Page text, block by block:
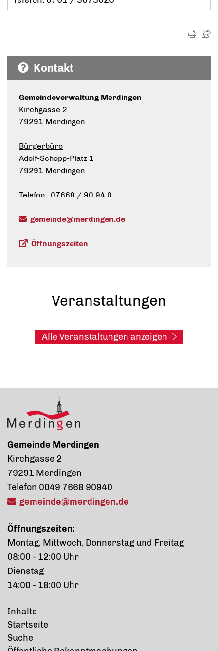
Kontakt
Gemeindeverwaltung Merdingen
Kirchgasse 2
79291 Merdingen
Bürgerbüro
Adolf-Schopp-Platz 1
79291 Merdingen
Telefon: 07668 / 90 94 0
gemeinde@merdingen.de
Öffnungszeiten
Veranstaltungen
Alle Veranstaltungen anzeigen
Gemeinde Merdingen
Kirchgasse 2
79291 Merdingen
Telefon 0049 7668 90940
gemeinde@merdingen.de
Öffnungszeiten:
Montag, Mittwoch, Donnerstag und Freitag
08:00 - 12:00 Uhr
Dienstag
14:00 - 18:00 Uhr
Inhalte
Startseite
Suche